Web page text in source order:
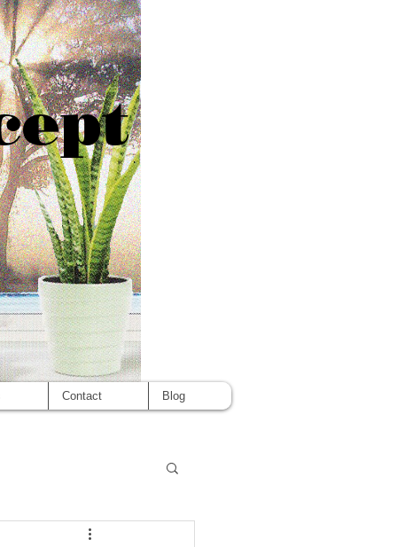
Contact Blog